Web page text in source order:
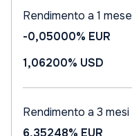
Rendimento a 1 mese
-0,05000% EUR
1,06200% USD
Rendimento a 3 mesi
6,35248% EUR